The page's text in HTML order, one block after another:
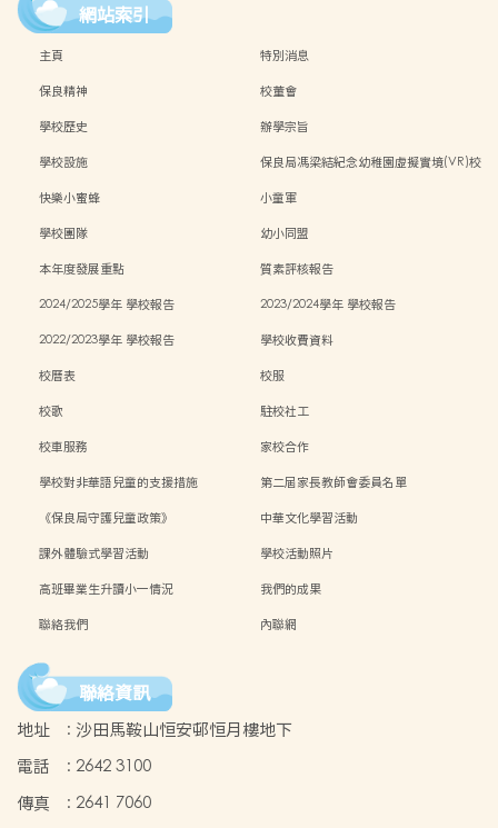
網站索引
主頁
特別消息
保良精神
校董會
學校歷史
辦學宗旨
學校設施
保良局馮梁結紀念幼稚園虛擬實境(VR)校
快樂小蜜蜂
小童軍
學校團隊
幼小同盟
本年度發展重點
質素評核報告
2024/2025學年 學校報告
2023/2024學年 學校報告
2022/2023學年 學校報告
學校收費資料
校曆表
校服
校歌
駐校社工
校車服務
家校合作
學校對非華語兒童的支援措施
第二屆家長教師會委員名單
《保良局守護兒童政策》
中華文化學習活動
課外體驗式學習活動
學校活動照片
高班畢業生升讀小一情況
我們的成果
聯絡我們
內聯網
聯絡資訊
地址 : 沙田馬鞍山恒安邨恒月樓地下
電話
: 2642 3100
傳真
: 2641 7060